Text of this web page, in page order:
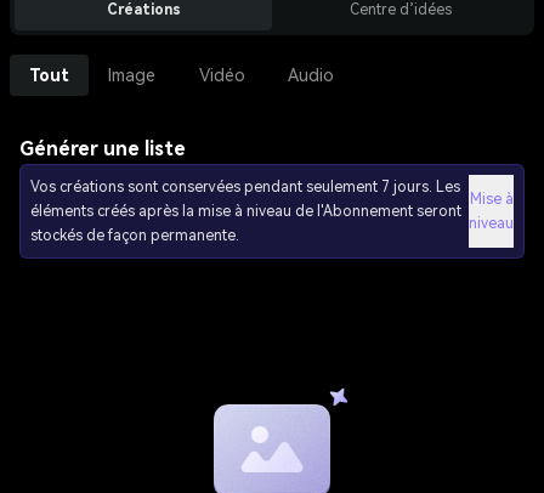
Créations Centre d’idées
Tout Image Vidéo Audio
Générer une liste
Vos créations sont conservées pendant seulement 7 jours. Les
éléments créés après la mise à niveau de l'Abonnement seront
stockés de façon permanente.
Mise à
niveau